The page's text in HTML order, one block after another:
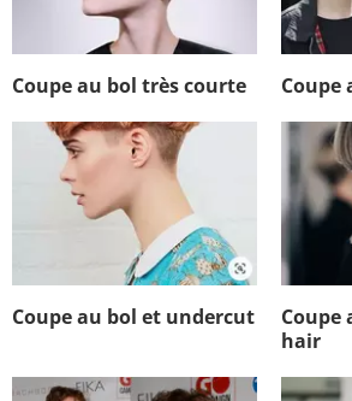
Coupe au bol très courte Coupe
Coupe au bol et undercut
Coupe
hair